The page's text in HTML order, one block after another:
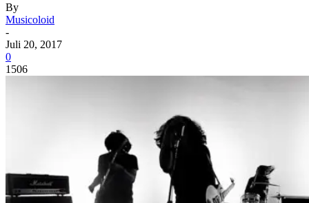
By
Musicoloid
-
Juli 20, 2017
0
1506